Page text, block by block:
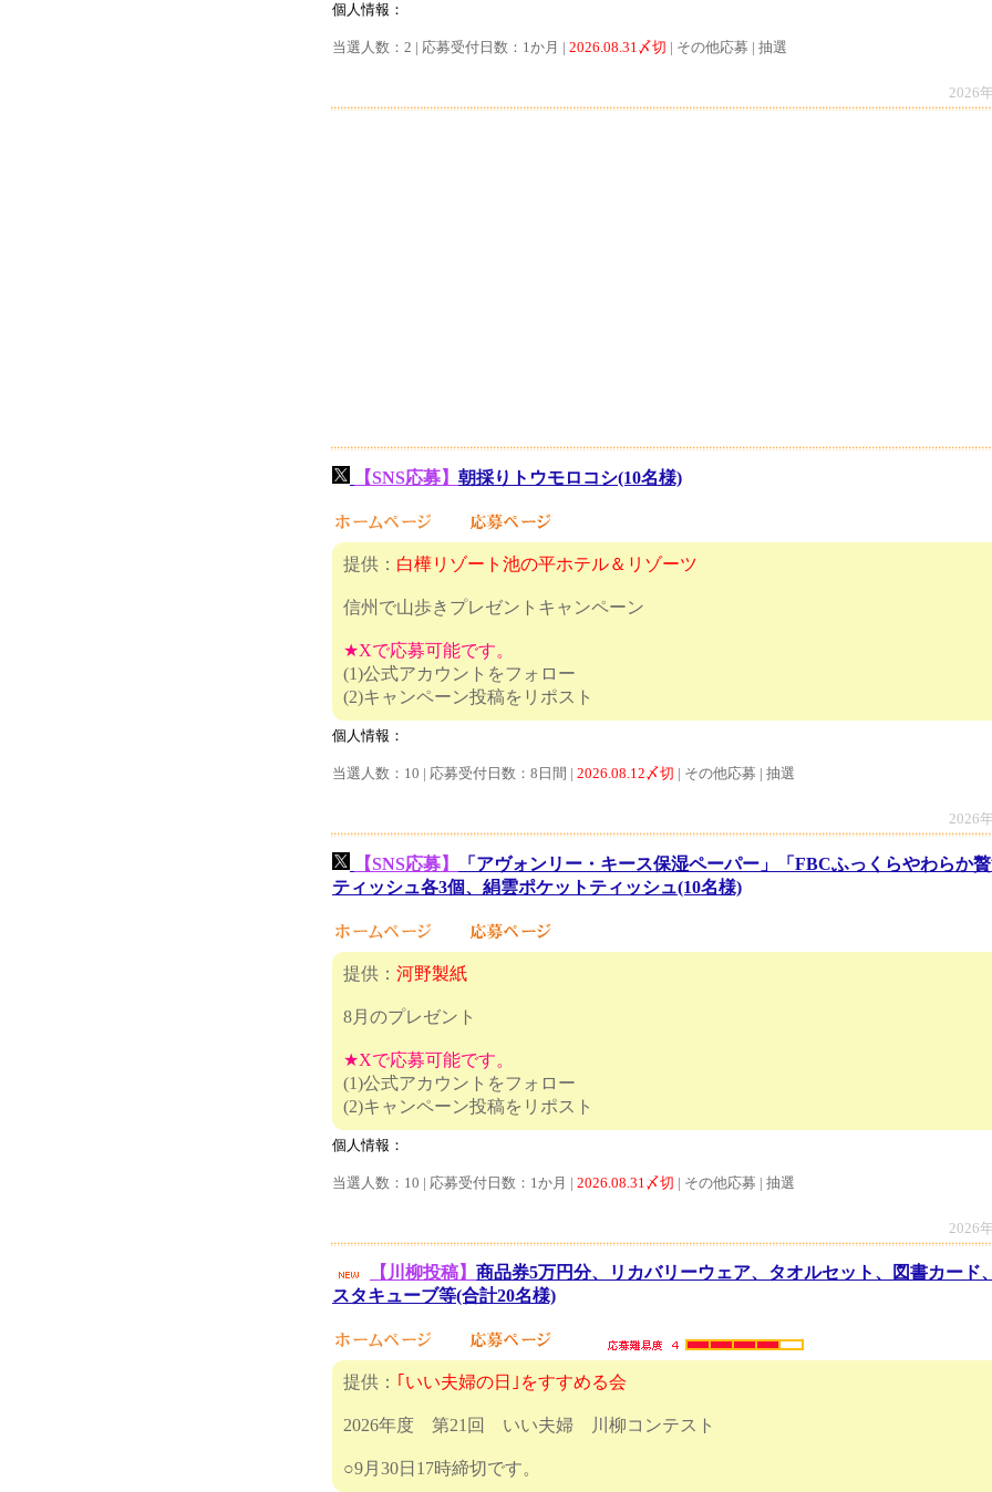
個人情報：
当選人数：2 | 応募受付日数：1か月 | 2026.08.31〆切 | その他応募 | 抽選
2026
【SNS応募】 朝採りトウモロコシ(10名様)
提供： 白樺リゾート池の平ホテル＆リゾーツ
信州で山歩きプレゼントキャンペーン
★Xで応募可能です。
(1)公式アカウントをフォロー
(2)キャンペーン投稿をリポスト
個人情報：
当選人数：10 | 応募受付日数：8日間 | 2026.08.12〆切 | その他応募 | 抽選
2026
【SNS応募】
「アヴォンリー・キース保湿ペーパー」「FBCふっくらやわらか
ティッシュ各3個、絹雲ポケットティッシュ(10名様)
提供： 河野製紙
8月のプレゼント
★Xで応募可能です。
(1)公式アカウントをフォロー
(2)キャンペーン投稿をリポスト
個人情報：
当選人数：10 | 応募受付日数：1か月 | 2026.08.31〆切 | その他応募 | 抽選
2026
【川柳投稿】 商品券5万円分、リカバリーウェア、タオルセット、図書カード
スタキューブ等(合計20名様)
提供： ｢いい夫婦の日｣をすすめる会
2026年度 第21回 いい夫婦 川柳コンテスト
○9月30日17時締切です。